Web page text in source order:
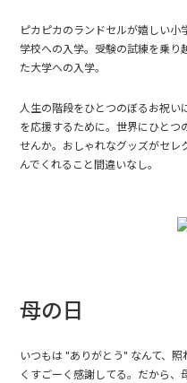
ピカピカのランドセルが嬉しい
学校への入学。受験の試練を乗
た大学への入学。
人生の階段をひとつのぼるお祝い
を応援するために。世界にひとつ
せんか。おしゃれなグッズがセレ
んでくれること間違いなし。
母の日
いつもは "ありがとう" なんて、
くすごーく感謝してる。だから